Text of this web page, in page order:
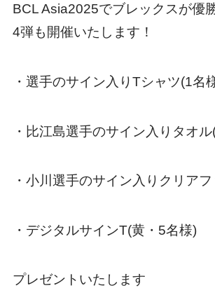
BCL Asia2025でブレックスが優
4弾も開催いたします！
・選手のサイン入りTシャツ(1名
・比江島選手のサイン入りタオ
・小川選手のサイン入りクリア
・デジタルサインT(黄・5名様)
プレゼントいたします